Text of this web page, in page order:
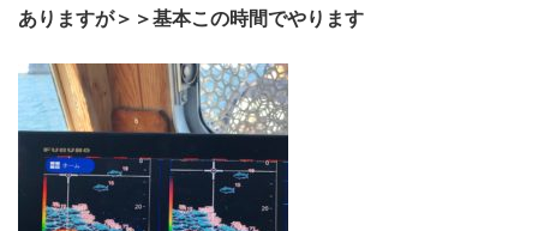
ありますが＞＞基本この時間でやります